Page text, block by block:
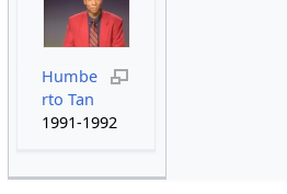
Humbe
rto Tan
1991-1992